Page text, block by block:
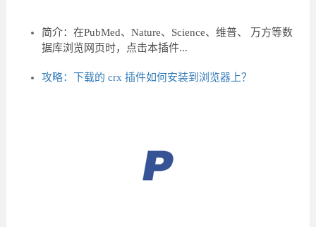
简介：在PubMed、Nature、Science、维普、 万方等数
据库浏览网页时，点击本插件...
攻略：下载的 crx 插件如何安装到浏览器上？